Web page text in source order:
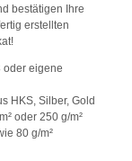
bestätigen Ihre
erstellten
oder eigene
HKS, Silber, Gold
oder 250 g/m²
80 g/m²